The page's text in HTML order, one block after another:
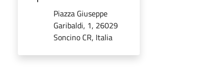
Piazza Giuseppe
Garibaldi, 1, 26029
Soncino CR, Italia